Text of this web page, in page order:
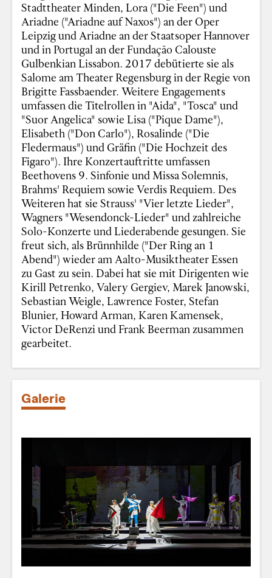
Stadttheater Minden, Lora ("Die Feen") und
Ariadne ("Ariadne auf Naxos") an der Oper
Leipzig und Ariadne an der Staatsoper Hannover
und in Portugal an der Fundação Calouste
Gulbenkian Lissabon. 2017 debütierte sie als
Salome am Theater Regensburg in der Regie von
Brigitte Fassbaender. Weitere Engagements
umfassen die Titelrollen in "Aida", "Tosca" und
"Suor Angelica" sowie Lisa ("Pique Dame"),
Elisabeth ("Don Carlo"), Rosalinde ("Die
Fledermaus") und Gräfin ("Die Hochzeit des
Figaro"). Ihre Konzertauftritte umfassen
Beethovens 9. Sinfonie und Missa Solemnis,
Brahms' Requiem sowie Verdis Requiem. Des
Weiteren hat sie Strauss' "Vier letzte Lieder",
Wagners "Wesendonck-Lieder" und zahlreiche
Solo-Konzerte und Liederabende gesungen. Sie
freut sich, als Brünnhilde ("Der Ring an 1
Abend") wieder am Aalto-Musiktheater Essen
zu Gast zu sein. Dabei hat sie mit Dirigenten wie
Kirill Petrenko, Valery Gergiev, Marek Janowski,
Sebastian Weigle, Lawrence Foster, Stefan
Blunier, Howard Arman, Karen Kamensek,
Victor DeRenzi und Frank Beerman zusammen
gearbeitet.
Galerie